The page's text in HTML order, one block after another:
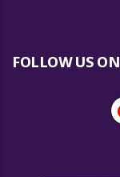
FOLLOW US ON